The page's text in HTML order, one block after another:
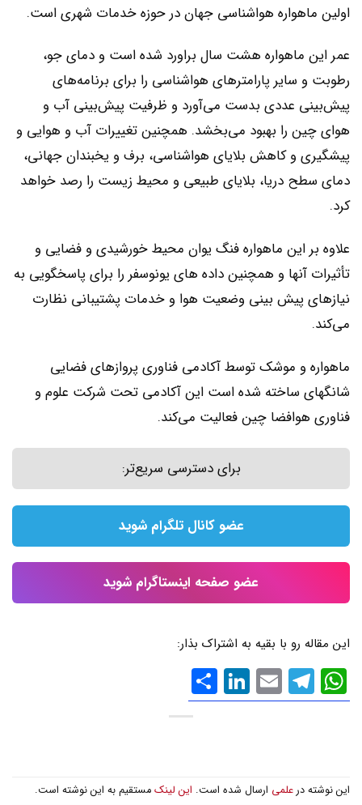
اولین ماهواره هواشناسی جهان در حوزه خدمات شهری است.
عمر این ماهواره هشت سال براورد شده است و دمای جو،
رطوبت و سایر پارامترهای هواشناسی را برای برنامه‌های
پیش‌بینی عددی بدست می‌آور‌د و ظرفیت پیش‌بینی آب و
هوای چین را بهبود می‌بخشد. همچنین تغییرات آب و هوایی و
پیشگیری و کاهش بلایای هواشناسی، برف و یخبندان جهانی،
دمای سطح دریا، بلایای طبیعی و محیط زیست را رصد خواهد
کرد.
علاوه بر این ماهواره فنگ یوان محیط خورشیدی و فضایی و
تأثیرات آنها و همچنین داده های یونوسفر را برای پاسخگویی به
نیازهای پیش بینی وضعیت هوا و خدمات پشتیبانی نظارت
می‌کند.
ماهواره و موشک توسط آکادمی فناوری پروازهای فضایی
شانگهای ساخته شده است این آکادمی تحت شرکت علوم و
فناوری هوافضا چین فعالیت می‌کند.
برای دسترسی سریع‌تر:
عضو کانال تلگرام شوید
عضو صفحه اینستاگرام شوید
این مقاله رو با بقیه به اشتراک بذار:
WhatsApp
Telegram
Email
LinkedIn
گذاری
این نوشته در علمی ارسال شده است. این لینک مستقیم به این نوشته است.